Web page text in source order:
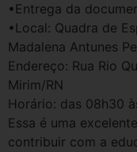
•Entrega da
•Local: Quadra de
Madalena Antunes
Endereço: Rua Rio
Mirim/RN
Horário: das 08h30
Essa é uma
contribuir com a